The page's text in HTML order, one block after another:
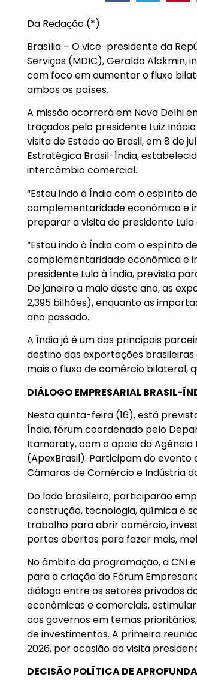
Da Redação (*)
Brasília – O vice-presidente da
Serviços (MDIC), Geraldo Alckmin,
com foco em aumentar o fluxo
ambos os países.
A missão ocorrerá em Nova Delhi
traçados pelo presidente Luiz
visita de Estado ao Brasil, em 8 de
Estratégica Brasil-Índia,
intercâmbio comercial.
“Estou indo à Índia com o espírito
complementaridade econômica e
preparar a visita do presidente
“Estou indo à Índia com o espírito
complementaridade econômica e
presidente Lula à Índia, prevista
De janeiro a maio deste ano, as
2,395 bilhões), enquanto as
ano passado.
A Índia já é um dos principais
destino das exportações
mais o fluxo de comércio bilateral,
DIÁLOGO EMPRESARIAL BRASIL-
Nesta quinta-feira (16), está
Índia, fórum coordenado pelo
Itamaraty, com o apoio da
(ApexBrasil). Participam do evento
Câmaras de Comércio e Indústria
Do lado brasileiro, participarão
construção, tecnologia, química e
trabalho para abrir comércio,
portas abertas para fazer mais,
No âmbito da programação, a CNI
para a criação do Fórum
diálogo entre os setores privados
econômicas e comerciais,
aos governos em temas
de investimentos. A primeira
2026, por ocasião da visita
DECISÃO POLÍTICA DE